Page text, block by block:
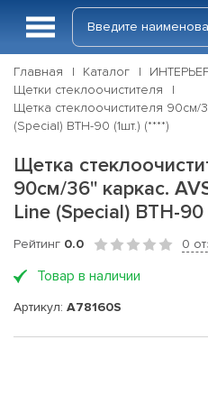
Главная Каталог
Щетки стеклоочистителя
Щетка стеклоочистителя 90см/
(Special) BTH-90 (1шт.) (****)
Щетка
90см/36'' каркас.
Line (Special) BTH-90
Рейтинг 0.0 0
Товар в наличии
Артикул: A78160S